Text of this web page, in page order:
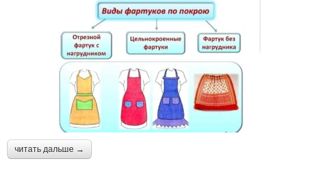
читать дальше →